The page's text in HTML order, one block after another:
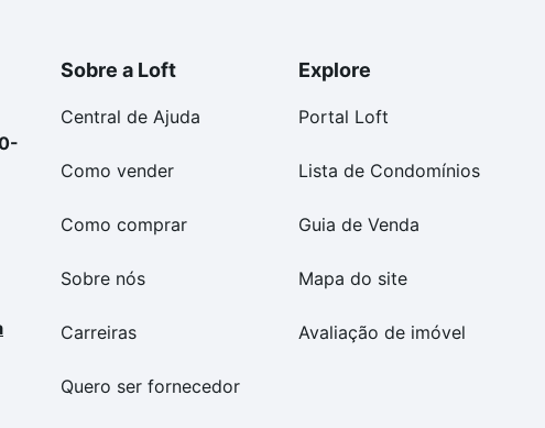
Sobre a Loft
Central de Ajuda
Como vender
Como comprar
Sobre nós
Carreiras
Quero ser fornecedor
Explore
Portal Loft
Lista de Condomínios
Guia de Venda
Mapa do site
Avaliação de imóvel